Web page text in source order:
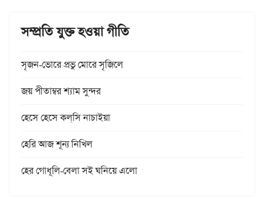
সম্প্রতি যুক্ত হওয়া গীতি
সৃজন-ভোরে প্রভু মোরে সৃজিলে
জয় পীতাম্বর শ্যাম সুন্দর
হেসে হেসে কল্‌সি নাচাইয়া
হেরি আজ শূন্য নিখিল
হের গোধূলি-বেলা সই ঘনিয়ে এলো